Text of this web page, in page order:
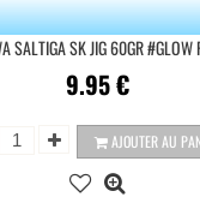
SALTIGA SK JIG 60GR #GLOW
9.95€
AJOUTER AU